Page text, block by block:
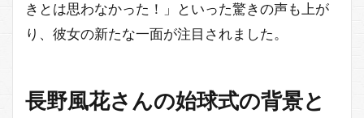
きとは思わなかった！」といった驚きの声も上が
り、彼女の新たな一面が注目されました。
長野風花さんの始球式の背景と